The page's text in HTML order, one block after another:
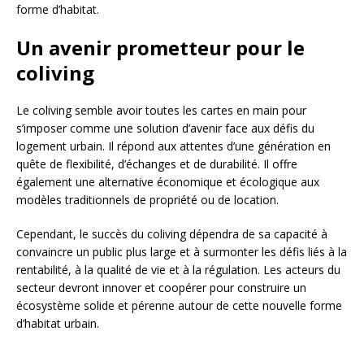
forme d’habitat.
Un avenir prometteur pour le
coliving
Le coliving semble avoir toutes les cartes en main pour
s’imposer comme une solution d’avenir face aux défis du
logement urbain. Il répond aux attentes d’une génération en
quête de flexibilité, d’échanges et de durabilité. Il offre
également une alternative économique et écologique aux
modèles traditionnels de propriété ou de location.
Cependant, le succès du coliving dépendra de sa capacité à
convaincre un public plus large et à surmonter les défis liés à la
rentabilité, à la qualité de vie et à la régulation. Les acteurs du
secteur devront innover et coopérer pour construire un
écosystème solide et pérenne autour de cette nouvelle forme
d’habitat urbain.